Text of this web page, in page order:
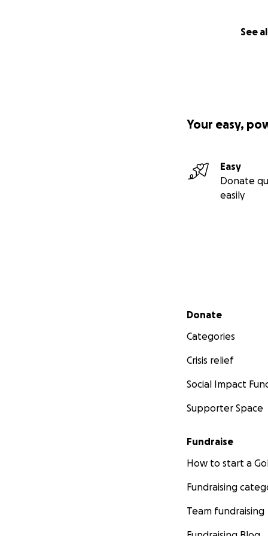
See
Your easy,
Easy
Donate
easily
Secondary menu
Donate
Categories
Crisis relief
Social Impact
Supporter Space
Fundraise
How to start a
Fundraising
Team fundraising